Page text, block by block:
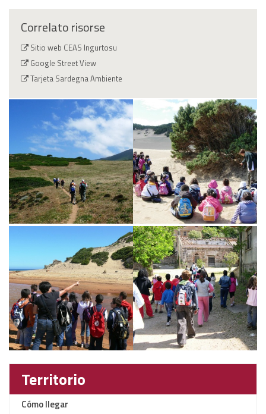
Correlato risorse
Sitio web CEAS Ingurtosu
Google Street View
Tarjeta Sardegna Ambiente
Territorio
Cómo llegar